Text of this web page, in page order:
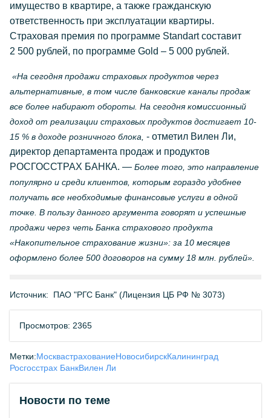
имущество в квартире, а также гражданскую
ответственность при эксплуатации квартиры.
Страховая премия по программе Standart составит
2 500 рублей, по программе Gold – 5 000 рублей.
«На сегодня продажи страховых продуктов через
альтернативные, в том числе банковские каналы продаж
все более набирают обороты. На сегодня комиссионный
доход от реализации страховых продуктов достигает 10-
15 % в доходе розничного блока, - отметил Вилен Ли,
директор департамента продаж и продуктов
РОСГОССТРАХ БАНКА. — Более того, это направление
популярно и среди клиентов, которым гораздо удобнее
получать все необходимые финансовые услуги в одной
точке. В пользу данного аргумента говорят и успешные
продажи через четь Банка страхового продукта
«Накопительное страхование жизни»: за 10 месяцев
оформлено более 500 договоров на сумму 18 млн. рублей».
Источник: ПАО "РГС Банк" (Лицензия ЦБ РФ № 3073)
Просмотров: 2365
Метки:МосквастрахованиеНовосибирскКалининград
Росгосстрах БанкВилен Ли
Новости по теме